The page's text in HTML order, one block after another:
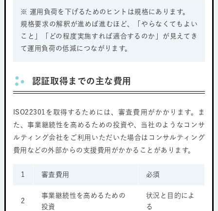
※ 運用負荷を下げるためのヒントは規格にあります。
規格要求の解釈が進めば進むほど、「やらなくてもよい
こと」「どの程度実施すれば適合するのか」が見えてき
て運用負荷の低減につながります。
認証取得までの主な費用
ISO22301を取得するためには、審査費用がかかります。ま
た、事業継続性を高めるための投資や、当社のようなコンサ
ルティング会社をご利用いただいた場合はコンサルティング
費用などの外部からの支援費用がかかることがあります。
1 審査費用 必須
2
事業継続性を高めるための
投資
状況と目的によ
る